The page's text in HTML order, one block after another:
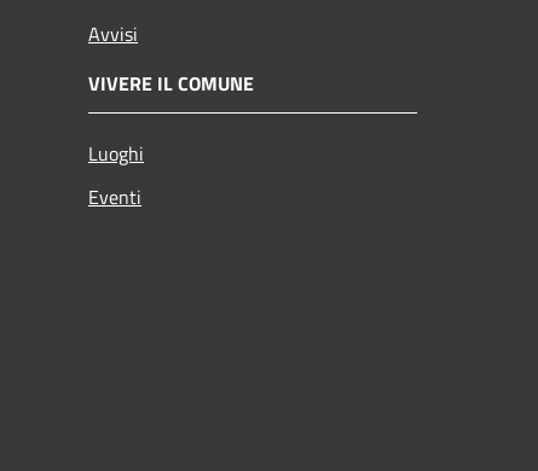
Avvisi
VIVERE IL COMUNE
Luoghi
Eventi